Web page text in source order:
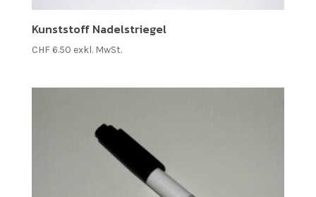
Kunststoff Nadelstriegel
CHF6.50 exkl. MwSt.